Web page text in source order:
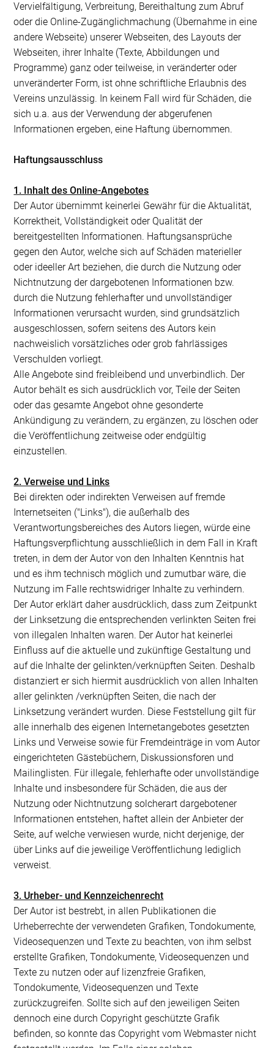
Vervielfältigung, Verbreitung, Bereithaltung zum Abruf
oder die Online-Zugänglichmachung (Übernahme in eine
andere Webseite) unserer Webseiten, des Layouts der
Webseiten, ihrer Inhalte (Texte, Abbildungen und
Programme) ganz oder teilweise, in veränderter oder
unveränderter Form, ist ohne schriftliche Erlaubnis des
Vereins unzulässig. In keinem Fall wird für Schäden, die
sich u.a. aus der Verwendung der abgerufenen
Informationen ergeben, eine Haftung übernommen.
Haftungsausschluss
1. Inhalt des Online-Angebotes
Der Autor übernimmt keinerlei Gewähr für die Aktualität,
Korrektheit, Vollständigkeit oder Qualität der
bereitgestellten Informationen. Haftungsansprüche
gegen den Autor, welche sich auf Schäden materieller
oder ideeller Art beziehen, die durch die Nutzung oder
Nichtnutzung der dargebotenen Informationen bzw.
durch die Nutzung fehlerhafter und unvollständiger
Informationen verursacht wurden, sind grundsätzlich
ausgeschlossen, sofern seitens des Autors kein
nachweislich vorsätzliches oder grob fahrlässiges
Verschulden vorliegt.
Alle Angebote sind freibleibend und unverbindlich. Der
Autor behält es sich ausdrücklich vor, Teile der Seiten
oder das gesamte Angebot ohne gesonderte
Ankündigung zu verändern, zu ergänzen, zu löschen oder
die Veröffentlichung zeitweise oder endgültig
einzustellen.
2. Verweise und Links
Bei direkten oder indirekten Verweisen auf fremde
Internetseiten ("Links"), die außerhalb des
Verantwortungsbereiches des Autors liegen, würde eine
Haftungsverpflichtung ausschließlich in dem Fall in Kraft
treten, in dem der Autor von den Inhalten Kenntnis hat
und es ihm technisch möglich und zumutbar wäre, die
Nutzung im Falle rechtswidriger Inhalte zu verhindern.
Der Autor erklärt daher ausdrücklich, dass zum Zeitpunkt
der Linksetzung die entsprechenden verlinkten Seiten frei
von illegalen Inhalten waren. Der Autor hat keinerlei
Einfluss auf die aktuelle und zukünftige Gestaltung und
auf die Inhalte der gelinkten/verknüpften Seiten. Deshalb
distanziert er sich hiermit ausdrücklich von allen Inhalten
aller gelinkten /verknüpften Seiten, die nach der
Linksetzung verändert wurden. Diese Feststellung gilt für
alle innerhalb des eigenen Internetangebotes gesetzten
Links und Verweise sowie für Fremdeinträge in vom Autor
eingerichteten Gästebüchern, Diskussionsforen und
Mailinglisten. Für illegale, fehlerhafte oder unvollständige
Inhalte und insbesondere für Schäden, die aus der
Nutzung oder Nichtnutzung solcherart dargebotener
Informationen entstehen, haftet allein der Anbieter der
Seite, auf welche verwiesen wurde, nicht derjenige, der
über Links auf die jeweilige Veröffentlichung lediglich
verweist.
3. Urheber- und Kennzeichenrecht
Der Autor ist bestrebt, in allen Publikationen die
Urheberrechte der verwendeten Grafiken, Tondokumente,
Videosequenzen und Texte zu beachten, von ihm selbst
erstellte Grafiken, Tondokumente, Videosequenzen und
Texte zu nutzen oder auf lizenzfreie Grafiken,
Tondokumente, Videosequenzen und Texte
zurückzugreifen. Sollte sich auf den jeweiligen Seiten
dennoch eine durch Copyright geschützte Grafik
befinden, so konnte das Copyright vom Webmaster nicht